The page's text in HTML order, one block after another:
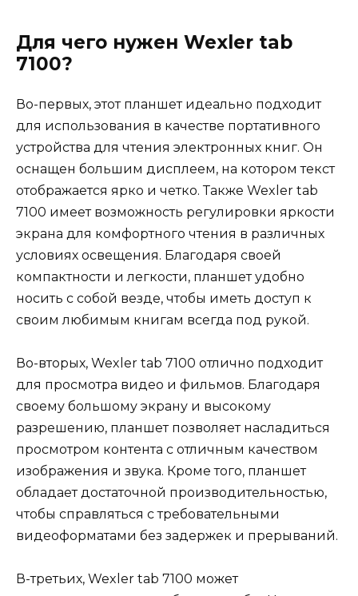
Для чего нужен Wexler tab
7100?
Во-первых, этот планшет идеально подходит
для использования в качестве портативного
устройства для чтения электронных книг. Он
оснащен большим дисплеем, на котором текст
отображается ярко и четко. Также Wexler tab
7100 имеет возможность регулировки яркости
экрана для комфортного чтения в различных
условиях освещения. Благодаря своей
компактности и легкости, планшет удобно
носить с собой везде, чтобы иметь доступ к
своим любимым книгам всегда под рукой.
Во-вторых, Wexler tab 7100 отлично подходит
для просмотра видео и фильмов. Благодаря
своему большому экрану и высокому
разрешению, планшет позволяет насладиться
просмотром контента с отличным качеством
изображения и звука. Кроме того, планшет
обладает достаточной производительностью,
чтобы справляться с требовательными
видеоформатами без задержек и прерываний.
В-третьих, Wexler tab 7100 может